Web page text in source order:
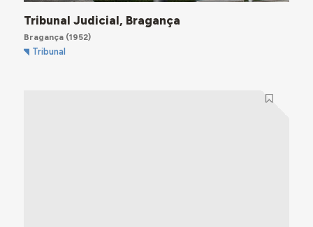
Tribunal Judicial, Bragança
Bragança(1952)
Tribunal